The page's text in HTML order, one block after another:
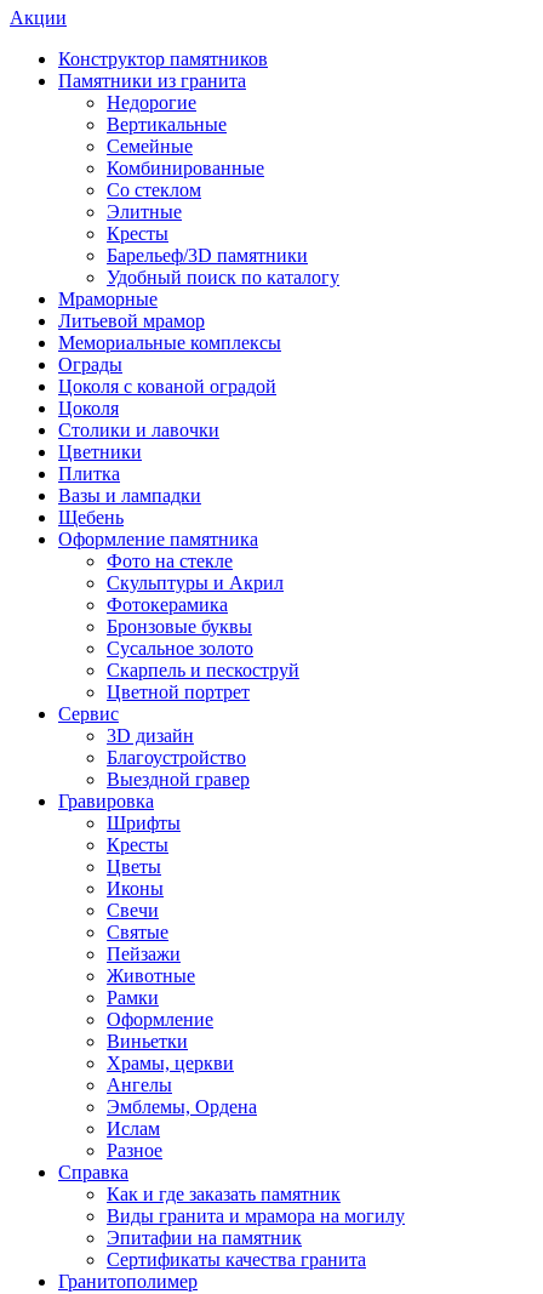
Акции
Конструктор памятников
Памятники из гранита
Недорогие
Вертикальные
Семейные
Комбинированные
Со стеклом
Элитные
Кресты
Барельеф/3D памятники
Удобный поиск по каталогу
Мраморные
Литьевой мрамор
Мемориальные комплексы
Ограды
Цоколя с кованой оградой
Цоколя
Столики и лавочки
Цветники
Плитка
Вазы и лампадки
Щебень
Оформление памятника
Фото на стекле
Скульптуры и Акрил
Фотокерамика
Бронзовые буквы
Сусальное золото
Скарпель и пескоструй
Цветной портрет
Сервис
3D дизайн
Благоустройство
Выездной гравер
Гравировка
Шрифты
Кресты
Цветы
Иконы
Свечи
Святые
Пейзажи
Животные
Рамки
Оформление
Виньетки
Храмы, церкви
Ангелы
Эмблемы, Ордена
Ислам
Разное
Справка
Как и где заказать памятник
Виды гранита и мрамора на могилу
Эпитафии на памятник
Сертификаты качества гранита
Гранитополимер